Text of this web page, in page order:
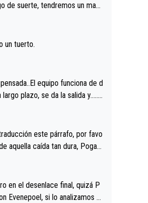
de suerte, tendremos un magn
un tuerto.
equipo funciona de d
plazo, se da la salida y…..v
pena vivir estos momentos t
este párrafo, por favo
aquella caída tan dura, Pogac
Parecía increíble la forma
el miedo", recordó."
en el desenlace final, quizá P
Evenepoel, si lo analizamos P